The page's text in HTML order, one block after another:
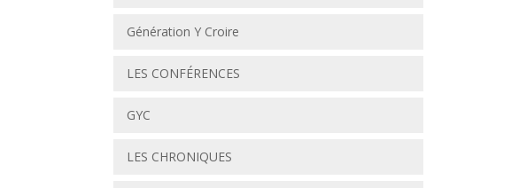
Génération Y Croire
LES CONFÉRENCES
GYC
LES CHRONIQUES